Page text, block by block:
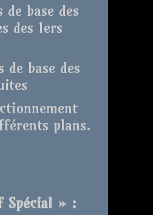
base des
des 1ers
base des
plans.
Spécial » :